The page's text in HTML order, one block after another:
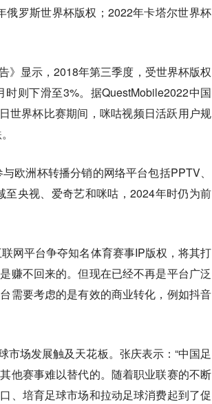
罗斯世界杯版权；2022年卡塔尔世界杯
》显示，2018年第三季度，受世界杯版权
则下滑至3%。据QuestMobile2022中国
世界杯比赛期间，咪咕视频日活跃用户规
欧洲杯转播分销的网络平台包括PPTV、
央视、爱奇艺和咪咕，2024年时仍为前
网平台争夺知名体育赛事IP版权，将其打
赚不回来的。但现在已经不再是平台广泛
需要考虑的是有效的商业转化，例如抖音
场发展触及天花板。张庆表示：“中国足
他赛事难以替代的。随着职业联赛的不断
、培育足球市场和拉动足球消费起到了促